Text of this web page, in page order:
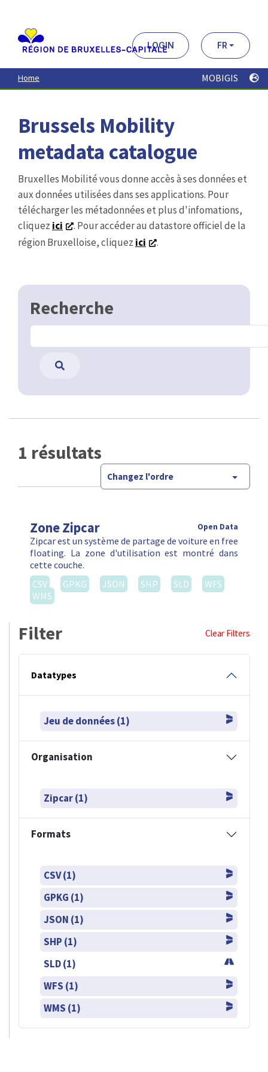
contenu
principal
LOGIN FR
Home MOBIGIS
Brussels Mobility
metadata catalogue
Bruxelles Mobilité vous donne accès à ses données et
aux données utilisées dans ses applications. Pour
télécharger les métadonnées et plus d'infomations,
cliquez ici
. Pour accéder au datastore officiel de la
région Bruxelloise, cliquez ici .
Recherche
1 résultats
Changez l'ordre
Zone Zipcar Open Data
Zipcar est un système de partage de voiture en free
floating. La zone d'utilisation est montré dans
cette couche.
CSV
GPKG JSON SHP SLD
WFS
WMS
Filter Clear Filters
Datatypes
Jeu de données (1)
Organisation
Zipcar (1)
Formats
CSV (1)
GPKG (1)
JSON (1)
SHP (1)
SLD (1)
WFS (1)
WMS (1)